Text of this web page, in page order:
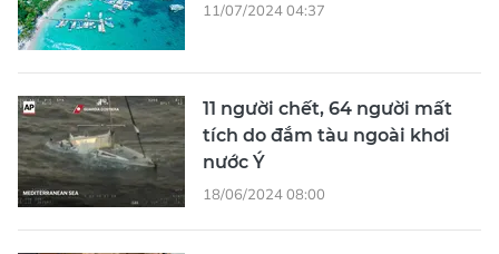
11/07/2024 04:37
11 người chết, 64 người mất
tích do đắm tàu ​​ngoài khơi
nước Ý
18/06/2024 08:00